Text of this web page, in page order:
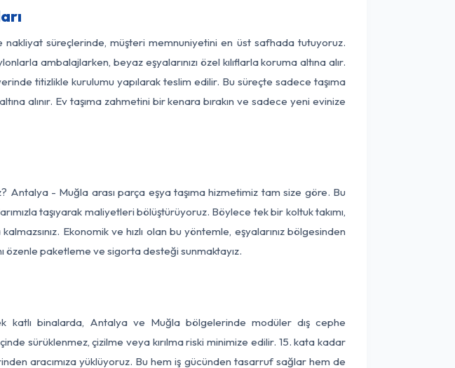
süreçlerinde, müşteri memnuniyetini en üst safhada tutuyoruz.
ambalajlarken, beyaz eşyalarınızı özel kılıflarla koruma altına alır.
titizlikle kurulumu yapılarak teslim edilir. Bu süreçte sadece taşıma
alınır. Ev taşıma zahmetini bir kenara bırakın ve sadece yeni evinize
Antalya - Muğla arası parça eşya taşıma hizmetimiz tam size göre. Bu
taşıyarak maliyetleri bölüştürüyoruz. Böylece tek bir koltuk takımı,
Ekonomik ve hızlı olan bu yöntemle, eşyalarınız bölgesinden
özenle paketleme ve sigorta desteği sunmaktayız.
katlı binalarda, Antalya ve Muğla bölgelerinde modüler dış cephe
sürüklenmez, çizilme veya kırılma riski minimize edilir. 15. kata kadar
aracımıza yüklüyoruz. Bu hem iş gücünden tasarruf sağlar hem de